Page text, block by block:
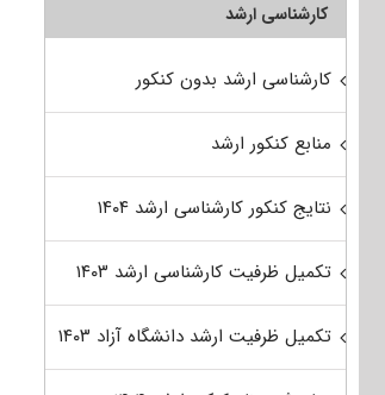
کارشناسی ارشد
کارشناسی ارشد بدون کنکور
منابع کنکور ارشد
نتایج کنکور کارشناسی ارشد ۱۴۰۴
تکمیل ظرفیت کارشناسی ارشد ۱۴۰۳
تکمیل ظرفیت ارشد دانشگاه آزاد ۱۴۰۳